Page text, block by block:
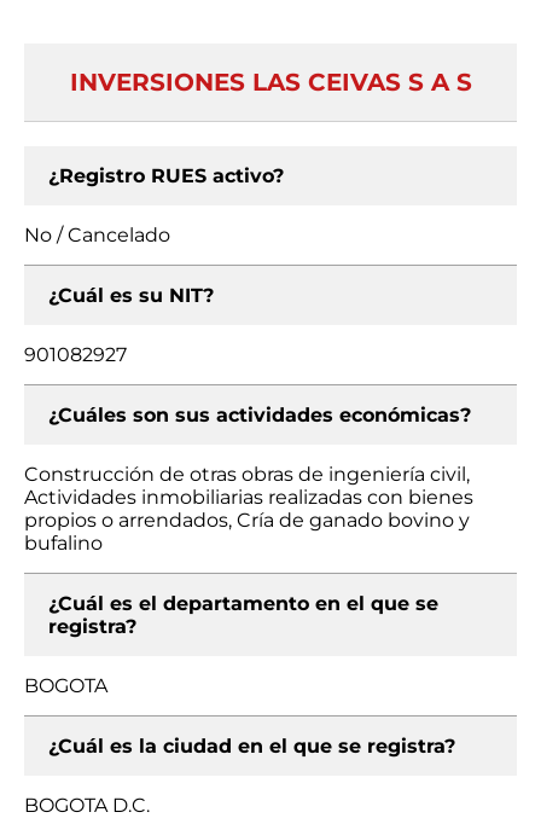
INVERSIONES LAS CEIVAS S A S
¿Registro RUES activo?
No / Cancelado
¿Cuál es su NIT?
901082927
¿Cuáles son sus actividades económicas?
Construcción de otras obras de ingeniería civil,
Actividades inmobiliarias realizadas con bienes
propios o arrendados, Cría de ganado bovino y
bufalino
¿Cuál es el departamento en el que se
registra?
BOGOTA
¿Cuál es la ciudad en el que se registra?
BOGOTA D.C.